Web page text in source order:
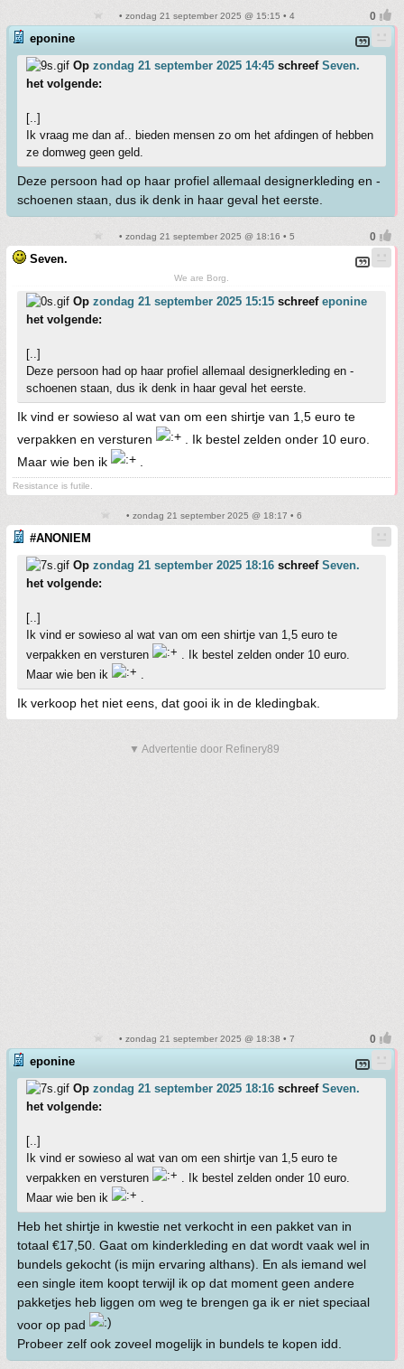
• zondag 21 september 2025 @ 15:15 • 4
eponine
Op zondag 21 september 2025 14:45 schreef Seven.
het volgende:
[..]
Ik vraag me dan af.. bieden mensen zo om het afdingen of hebben
ze domweg geen geld.
Deze persoon had op haar profiel allemaal designerkleding en -
schoenen staan, dus ik denk in haar geval het eerste.
• zondag 21 september 2025 @ 18:16 • 5
Seven.
We are Borg.
Op zondag 21 september 2025 15:15 schreef eponine
het volgende:
[..]
Deze persoon had op haar profiel allemaal designerkleding en -
schoenen staan, dus ik denk in haar geval het eerste.
Ik vind er sowieso al wat van om een shirtje van 1,5 euro te
verpakken en versturen
. Ik bestel zelden onder 10 euro.
Maar wie ben ik
Resistance is futile.
• zondag 21 september 2025 @ 18:17 • 6
#ANONIEM
Op zondag 21 september 2025 18:16 schreef Seven.
het volgende:
[..]
Ik vind er sowieso al wat van om een shirtje van 1,5 euro te
verpakken en versturen
. Ik bestel zelden onder 10 euro.
Maar wie ben ik
Ik verkoop het niet eens, dat gooi ik in de kledingbak.
▼ Advertentie door Refinery89
• zondag 21 september 2025 @ 18:38 • 7
eponine
Op zondag 21 september 2025 18:16 schreef Seven.
het volgende:
[..]
Ik vind er sowieso al wat van om een shirtje van 1,5 euro te
verpakken en versturen
. Ik bestel zelden onder 10 euro.
Maar wie ben ik
Heb het shirtje in kwestie net verkocht in een pakket van in
totaal €17,50. Gaat om kinderkleding en dat wordt vaak wel in
bundels gekocht (is mijn ervaring althans). En als iemand wel
een single item koopt terwijl ik op dat moment geen andere
pakketjes heb liggen om weg te brengen ga ik er niet speciaal
voor op pad
Probeer zelf ook zoveel mogelijk in bundels te kopen idd.